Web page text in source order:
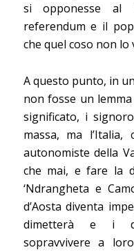
si opponesse al
referendum e il
che quel coso non lo
A questo punto, in
non fosse un
significato, i
massa, ma
autonomiste della
che mai, e fare la
‘Ndrangheta e
d’Aosta diventa
dimetterà e i
sopravvivere a